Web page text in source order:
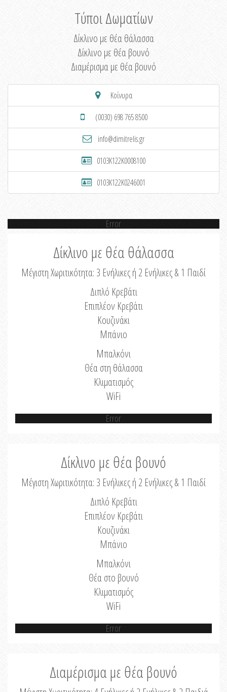
Τύποι Δωματίων
Δίκλινο με θέα θάλασσα
Δίκλινο με θέα βουνό
Διαμέρισμα με θέα βουνό
Κοίνυρα
(0030) 698 765 8500
info@dimitrelis.gr
0103K122K0008100
0103K122K0246001
Error
Δίκλινο με θέα θάλασσα
Μέγιστη Χωριτικότητα: 3 Ενήλικες ή 2 Ενήλικες & 1 Παιδί
Διπλό Κρεβάτι
Επιπλέον Κρεβάτι
Κουζινάκι
Μπάνιο
Μπαλκόνι
Θέα στη θάλασσα
Κλιματισμός
WiFi
Error
Δίκλινο με θέα βουνό
Μέγιστη Χωριτικότητα: 3 Ενήλικες ή 2 Ενήλικες & 1 Παιδί
Διπλό Κρεβάτι
Επιπλέον Κρεβάτι
Κουζινάκι
Μπάνιο
Μπαλκόνι
Θέα στο βουνό
Κλιματισμός
WiFi
Error
Διαμέρισμα με θέα βουνό